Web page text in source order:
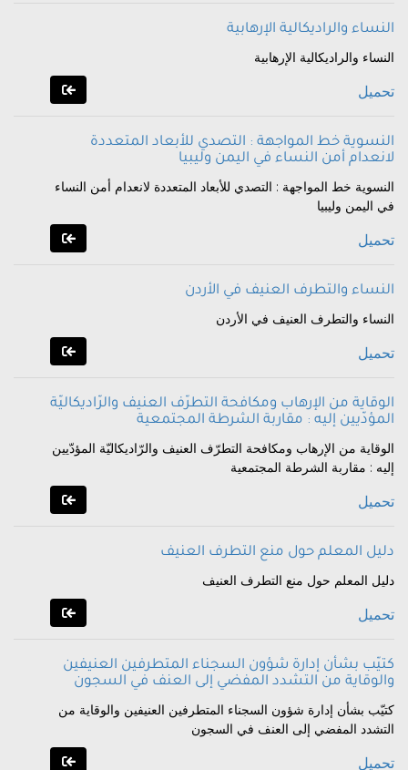
النساء والراديكالية الإرهابية
النساء والراديكالية الإرهابية
تحميل
النسوية خط المواجهة : التصدي للأبعاد المتعددة
لانعدام أمن النساء في اليمن وليبيا
النسوية خط المواجهة : التصدي للأبعاد المتعددة لانعدام أمن النساء
في اليمن وليبيا
تحميل
النساء والتطرف العنيف في الأردن
النساء والتطرف العنيف في الأردن
تحميل
الوقاية من الإرهاب ومكافحة التطرّف العنيف والرّاديكاليّة
المؤدّيين إليه : مقاربة الشرطة المجتمعية
الوقاية من الإرهاب ومكافحة التطرّف العنيف والرّاديكاليّة المؤدّيين
إليه : مقاربة الشرطة المجتمعية
تحميل
دليل المعلم حول منع التطرف العنيف
دليل المعلم حول منع التطرف العنيف
تحميل
كتيّب بشأن إدارة شؤون السجناء المتطرفين العنيفين
والوقاية من التشدد المفضي إلى العنف في السجون
كتيّب بشأن إدارة شؤون السجناء المتطرفين العنيفين والوقاية من
التشدد المفضي إلى العنف في السجون
تحميل